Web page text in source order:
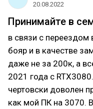
20.08.2022
Принимайте в
в связи с
бояр и в качестве
даже не за 200к, а
2021 года с
чертовски доволен
как мой ПК на 3070.